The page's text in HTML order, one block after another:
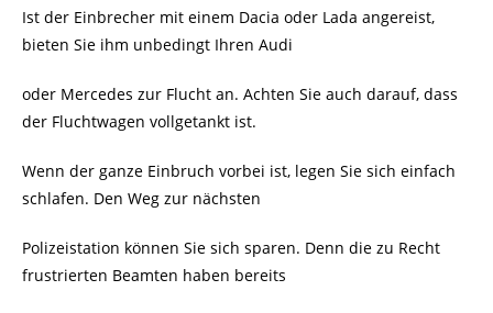
Ist der Einbrecher mit einem Dacia oder Lada angereist,
bieten Sie ihm unbedingt Ihren Audi
oder Mercedes zur Flucht an. Achten Sie auch darauf, dass
der Fluchtwagen vollgetankt ist.
Wenn der ganze Einbruch vorbei ist, legen Sie sich einfach
schlafen. Den Weg zur nächsten
Polizeistation können Sie sich sparen. Denn die zu Recht
frustrierten Beamten haben bereits